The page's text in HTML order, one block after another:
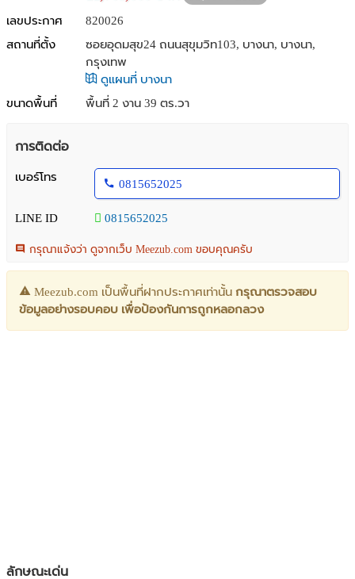
เลขประกาศ
820026
สถานที่ตั้ง
ซอยอุดมสุข24 ถนนสุขุมวิท103, บางนา, บางนา,
กรุงเทพ
ดูแผนที่ บางนา
ขนาดพื้นที่
พื้นที่ 2 งาน 39 ตร.วา
การติดต่อ
เบอร์โทร
0815652025
LINE ID 0815652025
กรุณาแจ้งว่า ดูจากเว็บ Meezub.com ขอบคุณครับ
Meezub.com เป็นพื้นที่ฝากประกาศเท่านั้น กรุณาตรวจสอบ
ข้อมูลอย่างรอบคอบ เพื่อป้องกันการถูกหลอกลวง
ลักษณะเด่น